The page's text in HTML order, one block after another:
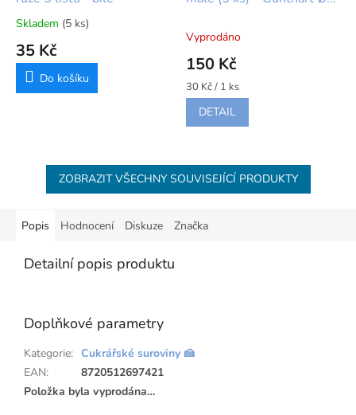
Průměrné
hodnocení
produktu
5,0
Skladem (5 ks)
35 Kč
Do košíku
Vyprodáno
150 Kč
Měrná
cena:
30 Kč / 1 ks
DETAIL
ZOBRAZIT VŠECHNY SOUVISEJÍCÍ PRODUKTY
Popis Hodnocení Diskuze Značka
Detailní popis produktu
Doplňkové parametry
Kategorie: Cukrářské suroviny 🍰
EAN:
8720512697421
Položka byla vyprodána…